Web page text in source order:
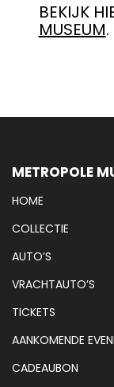
BEKIJK
MUSEUM.
METROPOLE
HOME
COLLECTIE
AUTO’S
VRACHTAUTO’S
TICKETS
AANKOMENDE
CADEAUBON